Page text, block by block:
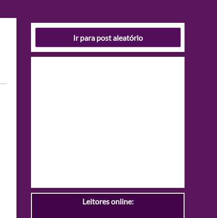
Ir para post aleatório
Leitores online: